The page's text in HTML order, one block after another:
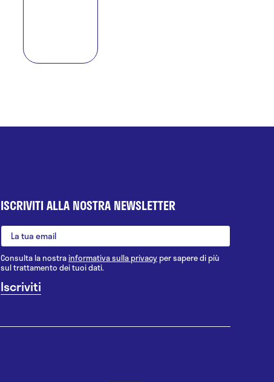
ISCRIVITI ALLA NOSTRA NEWSLETTER
Consulta la nostrainformativa sulla privacy per sapere di più
sul trattamento dei tuoi dati.